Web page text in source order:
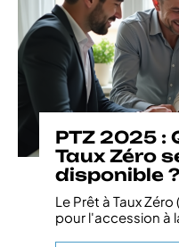
PTZ 2025 :
Taux Zéro
disponible ?
Le Prêt à Taux
pour l'accession à